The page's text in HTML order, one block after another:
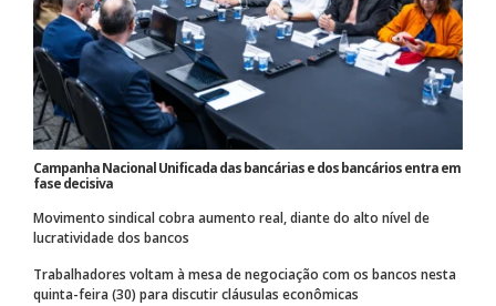
Campanha Nacional Unificada das bancárias e dos bancários entra em
fase decisiva
Movimento sindical cobra aumento real, diante do alto nível de
lucratividade dos bancos
Trabalhadores voltam à mesa de negociação com os bancos nesta
quinta-feira (30) para discutir cláusulas econômicas